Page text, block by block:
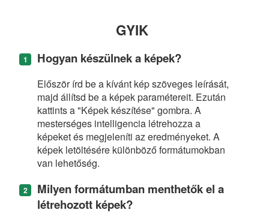
GYIK
Hogyan készülnek a képek?
Először írd be a kívánt kép szöveges leírását,
majd állítsd be a képek paramétereit. Ezután
kattints a "Képek készítése" gombra. A
mesterséges intelligencia létrehozza a
képeket és megjeleníti az eredményeket. A
képek letöltésére különböző formátumokban
van lehetőség.
Milyen formátumban menthetők el a
létrehozott képek?